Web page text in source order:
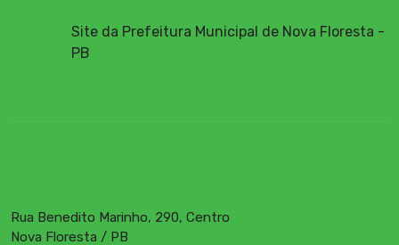
Site da Prefeitura Municipal de Nova Floresta -
PB
Rua Benedito Marinho, 290, Centro
Nova Floresta / PB